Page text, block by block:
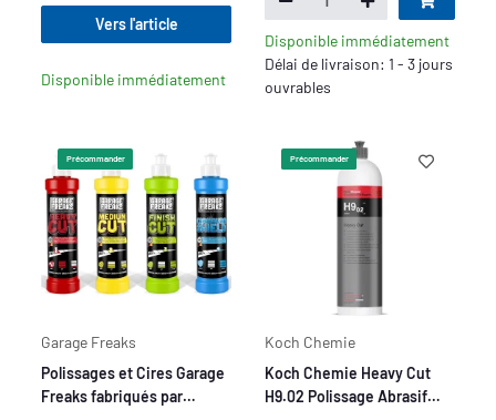
Vers l'article
Disponible immédiatement
Disponible immédiatement
Délai de livraison: 1 - 3 jours
ouvrables
Précommander
Garage Freaks
Polissages et Cires Garage
Freaks fabriqués par
Précommander
Koch Chemie
Koch Chemie Heavy Cut
H9.02 Polissage Abrasif